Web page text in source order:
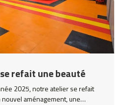
refait une beauté
2025, notre atelier se refait
nouvel aménagement, une…